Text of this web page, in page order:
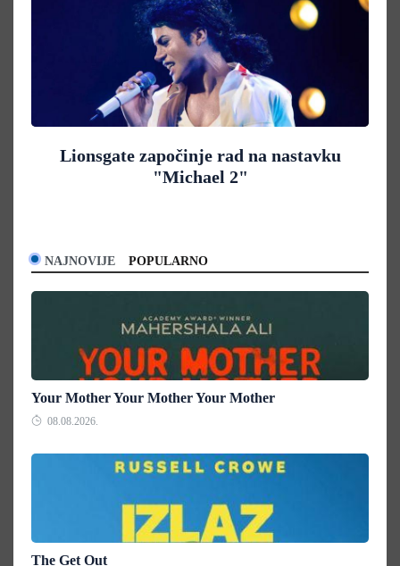
Lionsgate započinje rad na nastavku
"Michael 2"
NAJNOVIJE POPULARNO
Your Mother Your Mother Your Mother
08.08.2026.
The Get Out